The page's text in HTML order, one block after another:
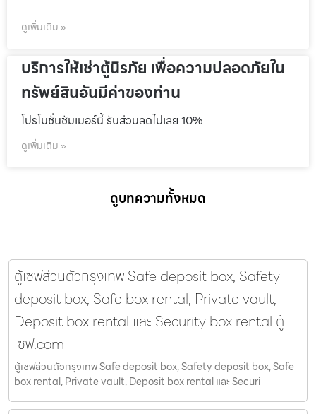
ดูเพิ่มเติม »
บริการให้เช่าตู้นิรภัย เพื่อความปลอดภัยใน
ทรัพย์สินอันมีค่าของท่าน
โปรโมชั่นชัมเมอร์นี้ รับส่วนลดไปเลย 10%
ดูเพิ่มเติม »
ดูบทความทั้งหมด
ตู้เซฟส่วนตัวกรุงเทพ Safe deposit box, Safety
deposit box, Safe box rental, Private vault,
Deposit box rental และ Security box rental ตู้
เซฟ.com
ตู้เซฟส่วนตัวกรุงเทพ Safe deposit box, Safety deposit box, Safe
box rental, Private vault, Deposit box rental และ Securi